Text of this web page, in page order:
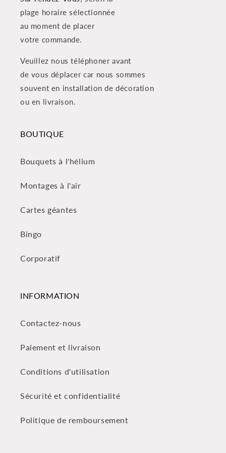
plage horaire sélectionnée
au moment de placer
votre commande.
Veuillez nous téléphoner avant
de vous déplacer car nous sommes
souvent en installation de décoration
ou en livraison.
BOUTIQUE
Bouquets à l'hélium
Montages à l'air
Cartes géantes
Bingo
Corporatif
INFORMATION
Contactez-nous
Paiement et livraison
Conditions d'utilisation
Sécurité et confidentialité
Politique de remboursement